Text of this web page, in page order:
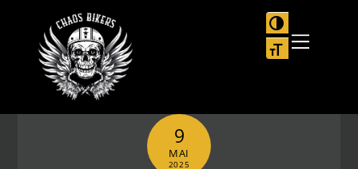
content
Menu
SCHRIFT
9
MAI
2025